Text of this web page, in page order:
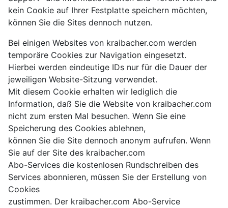
kein Cookie auf Ihrer Festplatte speichern möchten,
können Sie die Sites dennoch nutzen.
Bei einigen Websites von kraibacher.com werden
temporäre Cookies zur Navigation eingesetzt.
Hierbei werden eindeutige IDs nur für die Dauer der
jeweiligen Website-Sitzung verwendet.
Mit diesem Cookie erhalten wir lediglich die
Information, daß Sie die Website von kraibacher.com
nicht zum ersten Mal besuchen. Wenn Sie eine
Speicherung des Cookies ablehnen,
können Sie die Site dennoch anonym aufrufen. Wenn
Sie auf der Site des kraibacher.com
Abo-Services die kostenlosen Rundschreiben des
Services abonnieren, müssen Sie der Erstellung von
Cookies
zustimmen. Der kraibacher.com Abo-Service